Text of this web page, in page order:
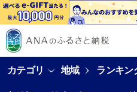
カテゴリ 地域 ランキン